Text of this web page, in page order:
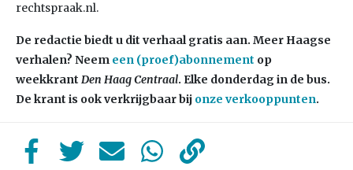
rechtspraak.nl.
De redactie biedt u dit verhaal gratis aan. Meer Haagse
verhalen? Neem een (proef)abonnement op
weekkrant Den Haag Centraal. Elke donderdag in de bus.
De krant is ook verkrijgbaar bij onze verkooppunten.